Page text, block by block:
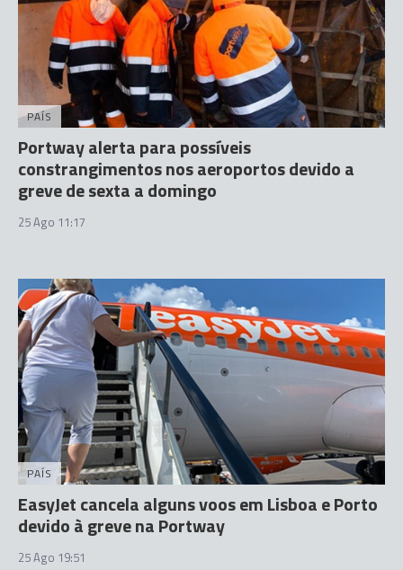
PAÍS
Portway alerta para possíveis
constrangimentos nos aeroportos devido a
greve de sexta a domingo
25 Ago 11:17
PAÍS
EasyJet cancela alguns voos em Lisboa e Porto
devido à greve na Portway
25 Ago 19:51